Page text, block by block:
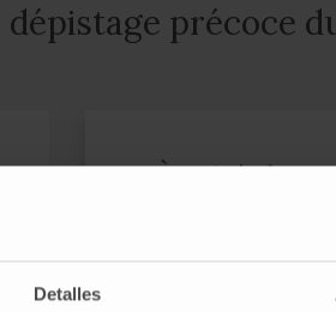
Detalles
précoce
À qui
Le programme
40 ans.